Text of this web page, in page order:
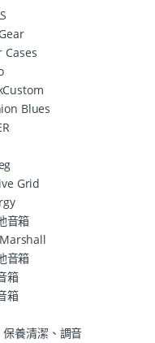
Cases
Blues
Grid
音箱
Marshall
音箱
箱
箱
養清潔、調音